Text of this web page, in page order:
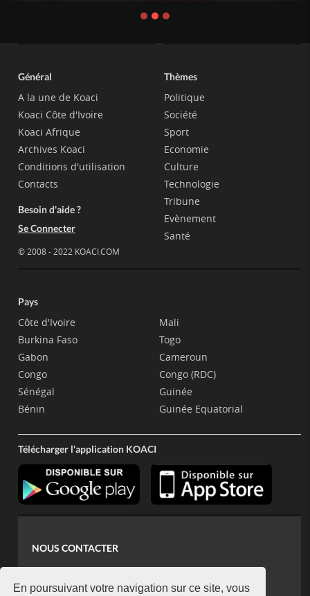
En poursuivant votre navigation sur ce site, vous
Général
A la une de Koaci
Koaci Côte d'Ivoire
Koaci Afrique
Archives Koaci
Conditions d'utilisation
Contacts
Besoin d'aide ?
Se Connecter
© 2008 - 2022 KOACI.COM
Thèmes
Politique
Société
Sport
Economie
Culture
Technologie
Tribune
Evènement
Santé
Pays
Côte d'Ivoire
Burkina Faso
Gabon
Congo
Sénégal
Bénin
Mali
Togo
Cameroun
Congo (RDC)
Guinée
Guinée Equatorial
Télécharger l'application KOACI
NOUS CONTACTER
koaci@yahoo.fr